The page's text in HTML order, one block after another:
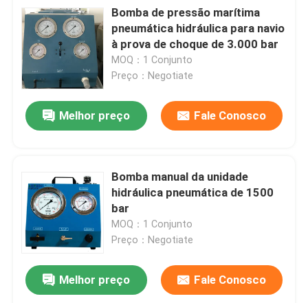
Vídeos
Sobre nós
Visita à fábrica
Controle de qualidade
Notícias
Solicite um orçamento
Bomba de pressão marítima
pneumática hidráulica para navio
à prova de choque de 3.000 bar
MOQ：1 Conjunto
Preço：Negotiate
Melhor preço Fale Conosco
Bomba manual da unidade
hidráulica pneumática de 1500
bar
MOQ：1 Conjunto
Preço：Negotiate
Melhor preço Fale Conosco